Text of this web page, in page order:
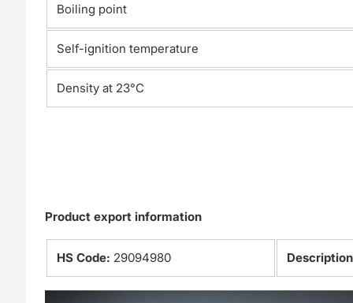
Boiling point
Self-ignition temperature
Density at 23°C
Product export information
HS Code: 29094980